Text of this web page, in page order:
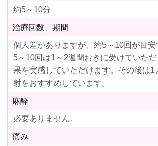
約5～10分
治療回数、期間
個人差がありますが、約5～10回が目
5～10回は1～2週間おきに受けていた
果を実感していただけます。その後は1
射をおすすめしています。
麻酔
必要ありません。
痛み